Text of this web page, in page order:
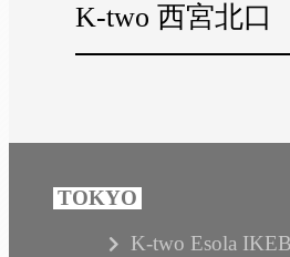
K-two 西宮北口
K-two Esola